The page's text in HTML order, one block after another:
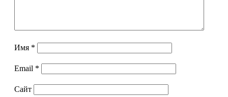
Имя *
Email *
Сайт